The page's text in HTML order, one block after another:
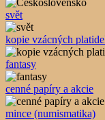
svět
kopie vzácných
fantasy
cenné papíry a akcie
mince (numismatika)